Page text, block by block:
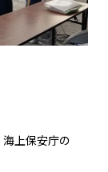
上保安庁の